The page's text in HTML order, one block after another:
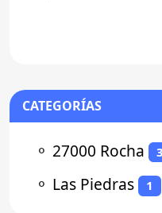
CATEGORÍAS
⚬ 27000 Rocha 3
⚬ Las Piedras 1